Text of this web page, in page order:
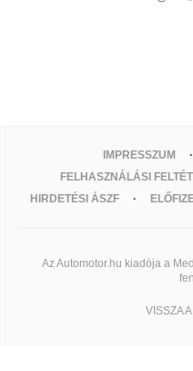
IMPRESSZUM
FELHASZNÁLÁSI
HIRDETÉSI ÁSZF
Az Automotor.hu kiadója a
VISSZA